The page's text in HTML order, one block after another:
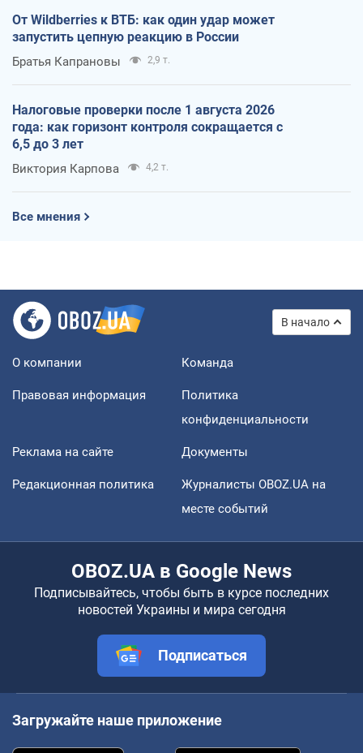
От Wildberries к ВТБ: как один удар может
запустить цепную реакцию в России
Братья Капрановы 2,9 т.
Налоговые проверки после 1 августа 2026
года: как горизонт контроля сокращается с
6,5 до 3 лет
Виктория Карпова 4,2 т.
Все мнения
В начало
О компании Команда
Правовая информация
Политика
конфиденциальности
Реклама на сайте Документы
Редакционная политика
Журналисты OBOZ.UA на
месте событий
OBOZ.UA в Google News
Подписывайтесь, чтобы быть в курсе последних
новостей Украины и мира сегодня
Подписаться
Загружайте наше приложение